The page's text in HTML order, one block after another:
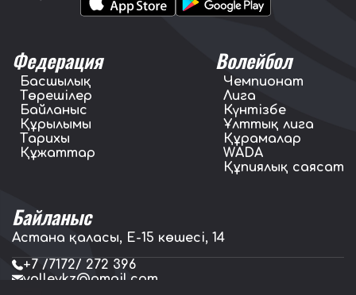
Федерация
Басшылық
Төрешілер
Байланыс
Құрылымы
Тарихы
Құжаттар
Волейбол
Чемпионат
Лига
Күнтізбе
Ұлттық лига
Құрамалар
WADA
Құпиялық саясат
Байланыс
Астана қаласы, E-15 көшесі, 14
+7 /7172/ 272 396
volleykz@gmail.com